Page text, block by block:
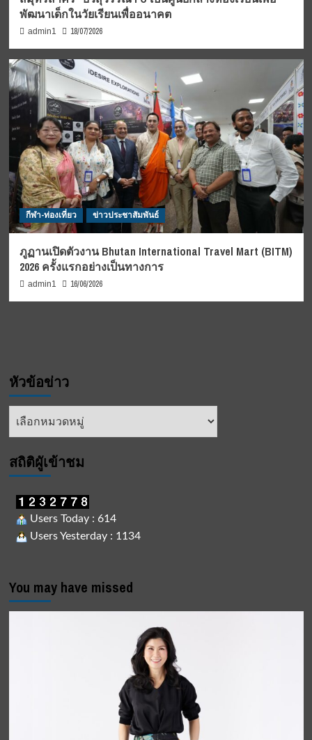
พัฒนาเด็กในวัยเรียนเพื่ออนาคต
admin1 18/07/2026
กีฬา-ท่องเที่ยว ข่าวประชาสัมพันธ์
ภูฏานเปิดตัวงาน Bhutan International Travel Mart (BITM)
2026 ครั้งแรกอย่างเป็นทางการ
admin1 16/06/2026
หัวข้อข่าว
หัวข้อ
สถิติผูัเข้าชม
Users Today : 614
Users Yesterday : 1134
You may have missed